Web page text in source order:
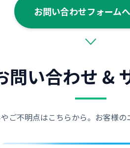
お問い合わせフォーム
問い合わせ &
ご不明点はこちらから。お客様の